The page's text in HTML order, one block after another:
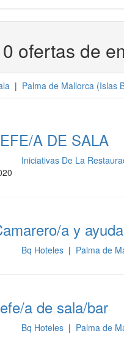
ofertas de
| Palma de Mallorca (Islas
A DE SALA
Iniciativas De La
a y
Bq Hoteles | Palma de
a de sala/bar
Bq Hoteles | Palma de